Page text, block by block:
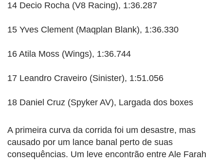
14 Decio Rocha (V8 Racing), 1:36.287
15 Yves Clement (Maqplan Blank), 1:36.330
16 Atila Moss (Wings), 1:36.744
17 Leandro Craveiro (Sinister), 1:51.056
18 Daniel Cruz (Spyker AV), Largada dos boxes
A primeira curva da corrida foi um desastre, mas
causado por um lance banal perto de suas
consequências. Um leve encontrão entre Ale Farah